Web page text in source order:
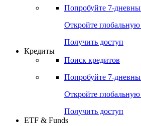
Попробуйте 7-
Откройте
Получить доступ
Кредиты
Поиск кредитов
Попробуйте 7-
Откройте
Получить доступ
ETF & Funds